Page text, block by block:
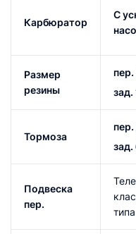
Карбюратор
С
Размер
резины
Тормоза
зад.
Подвеска
пер.
типа